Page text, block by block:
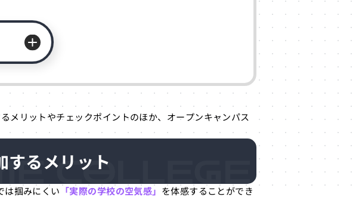
メリットやチェックポイントのほか、オープンキャンパス
するメリット
は掴みにくい 「実際の学校の空気感」 を体感することができ